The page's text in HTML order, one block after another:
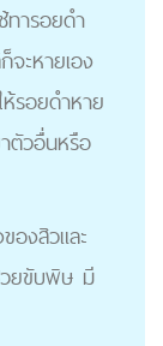
ทารอยดำ
ะหายเอง
รอยดำหาย
าตัวอื่นหรือ
องสิวและ
วยขับพิษ มี